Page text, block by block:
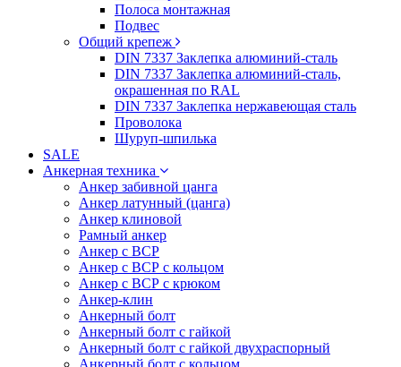
Полоса монтажная
Подвес
Общий крепеж
DIN 7337 Заклепка алюминий-сталь
DIN 7337 Заклепка алюминий-сталь,
окрашенная по RAL
DIN 7337 Заклепка нержавеющая сталь
Проволока
Шуруп-шпилька
SALE
Анкерная техника
Анкер забивной цанга
Анкер латунный (цанга)
Анкер клиновой
Рамный анкер
Анкер с ВСР
Анкер с ВСР с кольцом
Анкер с ВСР с крюком
Анкер-клин
Анкерный болт
Анкерный болт с гайкой
Анкерный болт с гайкой двухраспорный
Анкерный болт с кольцом